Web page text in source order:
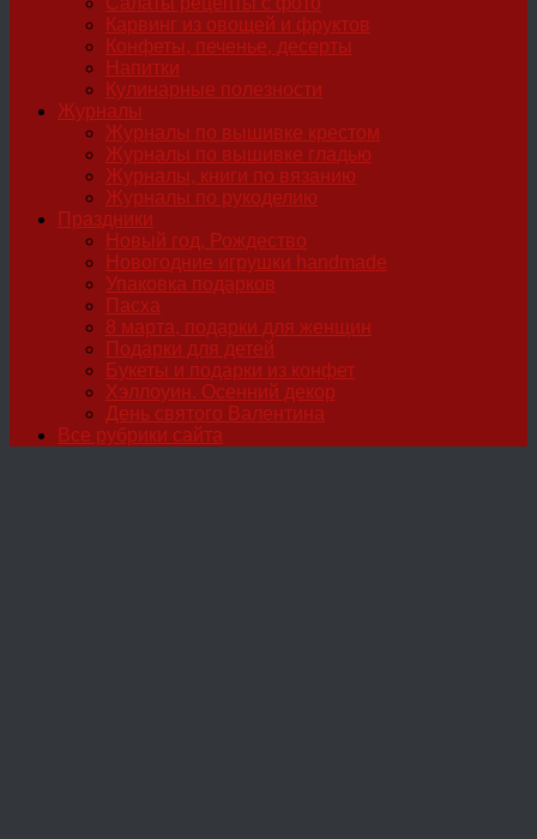
Карвинг из овощей и фруктов
Конфеты, печенье, десерты
Напитки
Кулинарные полезности
Журналы
Журналы по вышивке крестом
Журналы по вышивке гладью
Журналы, книги по вязанию
Журналы по рукоделию
Праздники
Новый год, Рождество
Новогодние игрушки handmade
Упаковка подарков
Пасха
8 марта, подарки для женщин
Подарки для детей
Букеты и подарки из конфет
Хэллоуин. Осенний декор
День святого Валентина
Все рубрики сайта